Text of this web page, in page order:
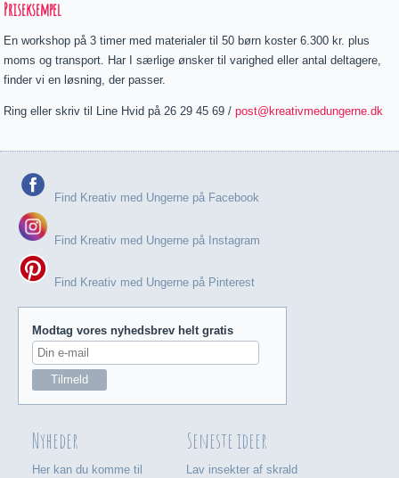
Priseksempel
En workshop på 3 timer med materialer til 50 børn koster 6.300 kr. plus
moms og transport. Har I særlige ønsker til varighed eller antal deltagere,
finder vi en løsning, der passer.
Ring eller skriv til Line Hvid på 26 29 45 69 /post@kreativmedungerne.dk
Find Kreativ med Ungerne på Facebook
Find Kreativ med Ungerne på Instagram
Find Kreativ med Ungerne på Pinterest
Modtag vores nyhedsbrev helt gratis
Nyheder
Her kan du komme til
Seneste ideer
Lav insekter af skrald